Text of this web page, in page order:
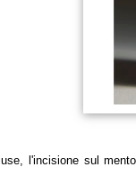
l'incisione sul